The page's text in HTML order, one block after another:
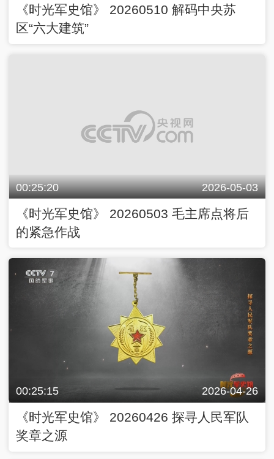
《时光军史馆》 20260510 解码中央苏
区“六大建筑”
00:25:20 2026-05-03
《时光军史馆》 20260503 毛主席点将后
的紧急作战
00:25:15 2026-04-26
《时光军史馆》 20260426 探寻人民军队
奖章之源